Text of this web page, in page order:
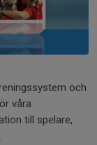
och
våra
till spelare,